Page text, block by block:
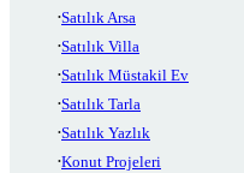
Satılık Arsa
Satılık Villa
Satılık Müstakil Ev
Satılık Tarla
Satılık Yazlık
Konut Projeleri